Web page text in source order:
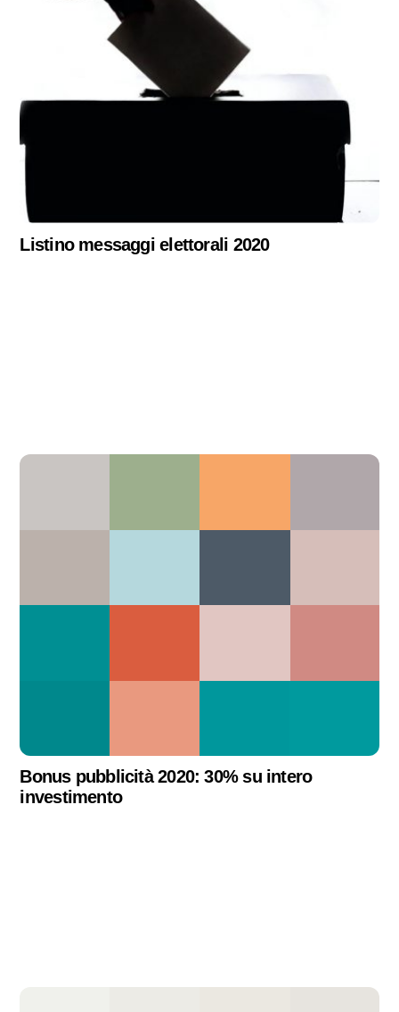
Listino messaggi elettorali 2020
Bonus pubblicità 2020: 30% su intero
investimento